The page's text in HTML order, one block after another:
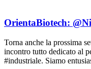
OrientaBiotech:
Torna anche la prossima
incontro tutto dedicato al
#industriale. Siamo